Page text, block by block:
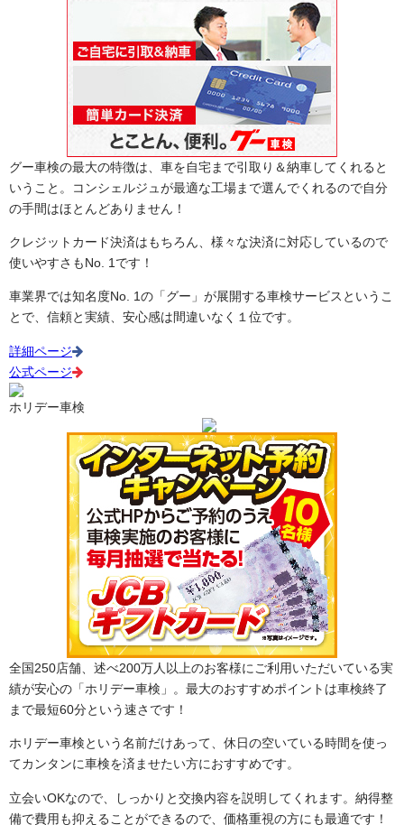
グー車検の最大の特徴は、車を自宅まで引取り＆納車してくれると
いうこと。コンシェルジュが最適な工場まで選んでくれるので自分
の手間はほとんどありません！
クレジットカード決済はもちろん、様々な決済に対応しているので
使いやすさもNo. 1です！
車業界では知名度No. 1の「グー」が展開する車検サービスというこ
とで、信頼と実績、安心感は間違いなく１位です。
詳細ページ
公式ページ
ホリデー車検
全国250店舗、述べ200万人以上のお客様にご利用いただいている実
績が安心の「ホリデー車検」。最大のおすすめポイントは車検終了
まで最短60分という速さです！
ホリデー車検という名前だけあって、休日の空いている時間を使っ
てカンタンに車検を済ませたい方におすすめです。
立会いOKなので、しっかりと交換内容を説明してくれます。納得整
備で費用も抑えることができるので、価格重視の方にも最適です！